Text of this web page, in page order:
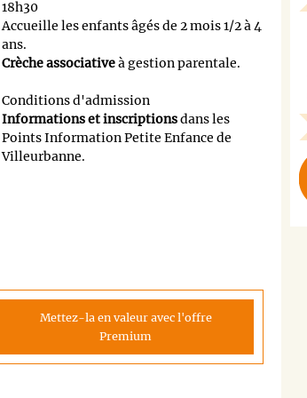
18h30
Accueille les enfants âgés de 2 mois 1/2 à 4
ans.
Crèche associativeà gestion parentale.
Conditions d'admission
Informations et inscriptionsdans les
Points Information Petite Enfance de
Villeurbanne.
Mettez-la en valeur avec l'offre
Premium